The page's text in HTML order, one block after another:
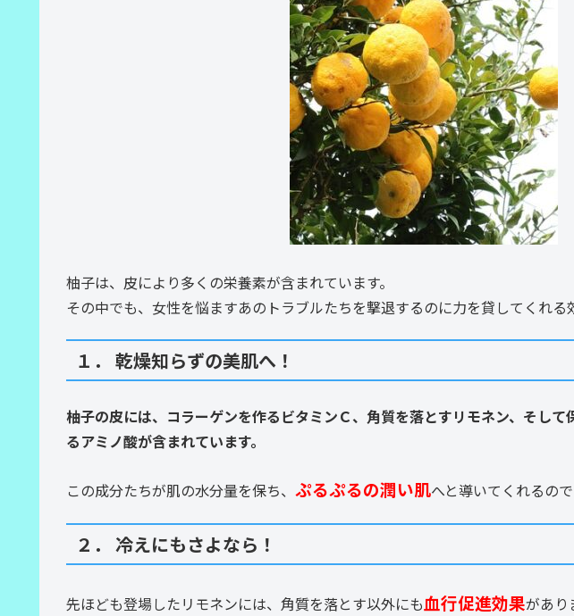
柚子は、皮により多くの栄養素が含まれています。
その中でも、女性を悩ますあのトラブルたちを撃退するのに力を貸してくれる
１． 乾燥知らずの美肌へ！
柚子の皮には、コラーゲンを作るビタミンＣ、角質を落とすリモネン、そし
るアミノ酸が含まれています。
この成分たちが肌の水分量を保ち、 ぷるぷるの潤い肌へと導いてくれるので
２． 冷えにもさよなら！
先ほども登場したリモネンには、角質を落とす以外にも血行促進効果があり